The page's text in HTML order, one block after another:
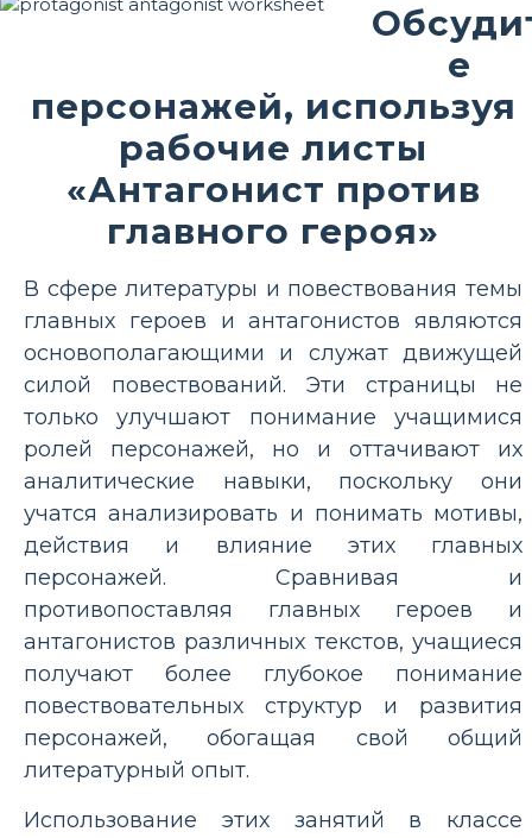
е
персонажей, используя
рабочие листы
«Антагонист против
главного героя»
В сфере литературы и повествования темы
главных героев и антагонистов являются
основополагающими и служат движущей
силой повествований. Эти страницы не
только улучшают понимание учащимися
ролей персонажей, но и оттачивают их
аналитические навыки, поскольку они
учатся анализировать и понимать мотивы,
действия и влияние этих главных
персонажей. Сравнивая и
противопоставляя главных героев и
антагонистов различных текстов, учащиеся
получают более глубокое понимание
повествовательных структур и развития
персонажей, обогащая свой общий
литературный опыт.
Использование этих занятий в классе